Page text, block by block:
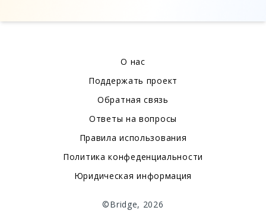
О нас
Поддержать проект
Обратная связь
Ответы на вопросы
Правила использования
Политика конфеденциальности
Юридическая информация
©Bridge, 2026